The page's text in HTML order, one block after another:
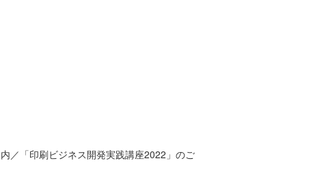
／「印刷ビジネス開発実践講座2022」のご